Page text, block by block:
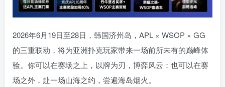
2026年6月19日至28日，韩国济州岛，APL × WSOP × GG
的三重联动，将为亚洲扑克玩家带来一场前所未有的巅峰体
验。 你可以在赛场之上，以牌为刃，博弈风云；也可以在赛
场之外，赴一场山海之约，尝遍海岛烟火。